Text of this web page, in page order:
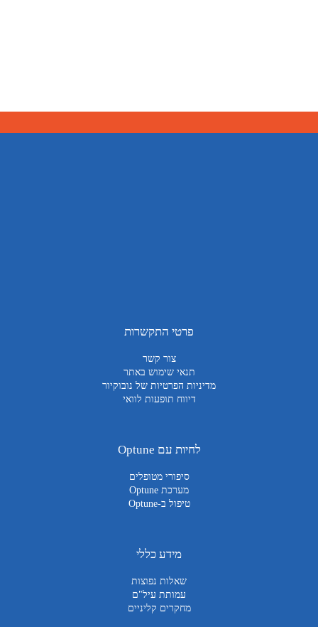
פרטי התקשרות
צור קשר
תנאי שימוש באתר
מדיניות הפרטיות של נובוקיור
דיווח תופעות לוואי
לחיות עם Optune
סיפורי מטופלים
מערכת Optune
טיפול ב-Optune
מידע כללי
שאלות נפוצות
עמותת עיל"ם
מחקרים קליניים